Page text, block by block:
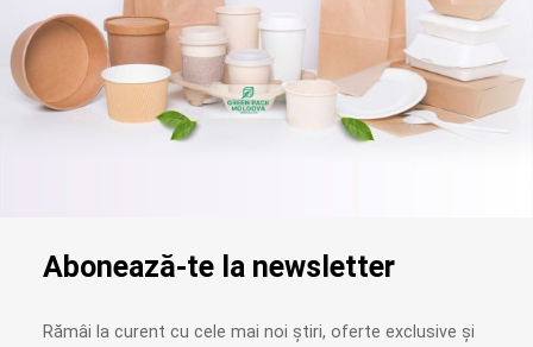
Abonează-te la newsletter
Rămâi la curent cu cele mai noi știri, oferte exclusive și